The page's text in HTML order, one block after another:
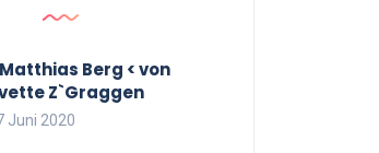
Matthias Berg < von
Z`Graggen
Juni 2020